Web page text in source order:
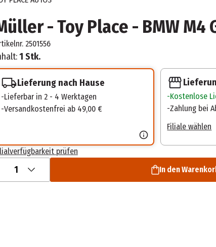
- Toy Place - BMW M4
2501556
1 Stk.
Lieferung nach Hause
Lieferbar in 2 - 4 Werktagen
Versandkostenfrei ab 49,00 €
Kostenlose
Zahlung bei
Filiale wählen
prüfen
1 In den